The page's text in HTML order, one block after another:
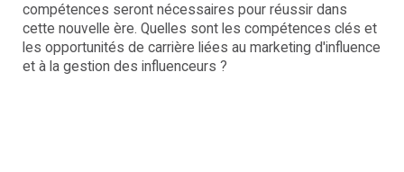
compétences seront nécessaires pour réussir dans
cette nouvelle ère. Quelles sont les compétences clés et
les opportunités de carrière liées au marketing d'influence
et à la gestion des influenceurs ?